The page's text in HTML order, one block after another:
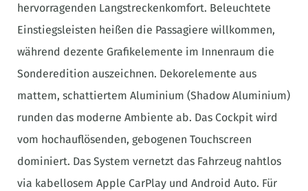
hervorragenden Langstreckenkomfort. Beleuchtete
Einstiegsleisten heißen die Passagiere willkommen,
während dezente Grafikelemente im Innenraum die
Sonderedition auszeichnen. Dekorelemente aus
mattem, schattiertem Aluminium (Shadow Aluminium)
runden das moderne Ambiente ab. Das Cockpit wird
vom hochauflösenden, gebogenen Touchscreen
dominiert. Das System vernetzt das Fahrzeug nahtlos
via kabellosem Apple CarPlay und Android Auto. Für